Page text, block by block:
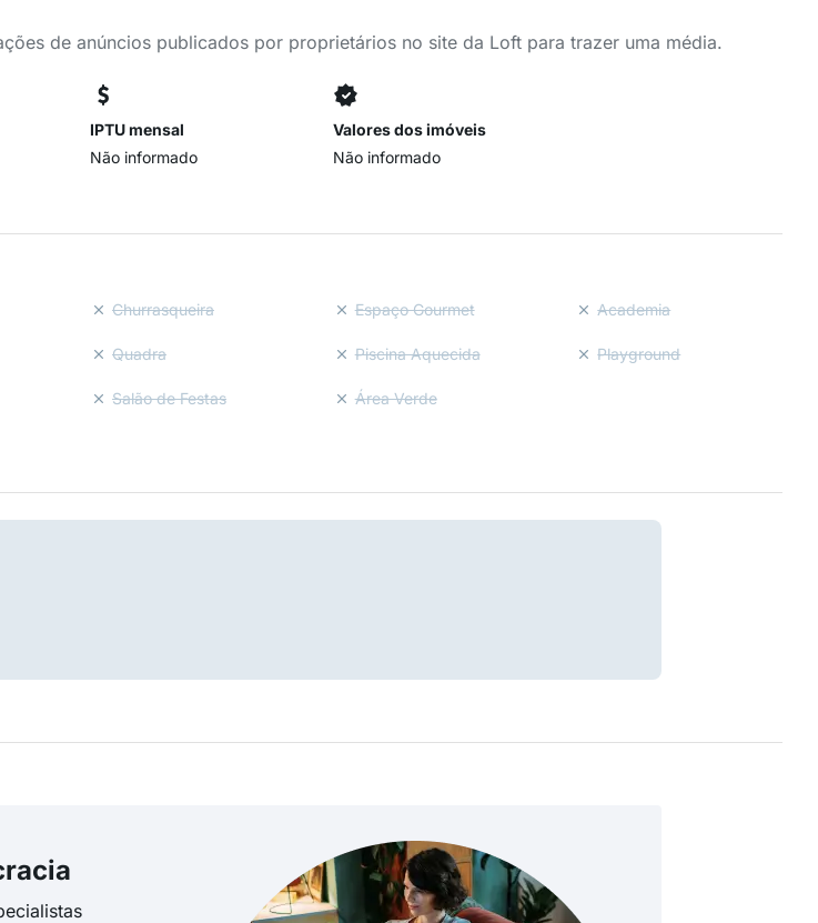
de anúncios publicados por proprietários no site da Loft para trazer uma média.
IPTU mensal
Não informado
Valores dos imóveis
Não informado
Churrasqueira Espaço Gourmet Academia
Quadra Piscina Aquecida Playground
Salão de Festas Área Verde